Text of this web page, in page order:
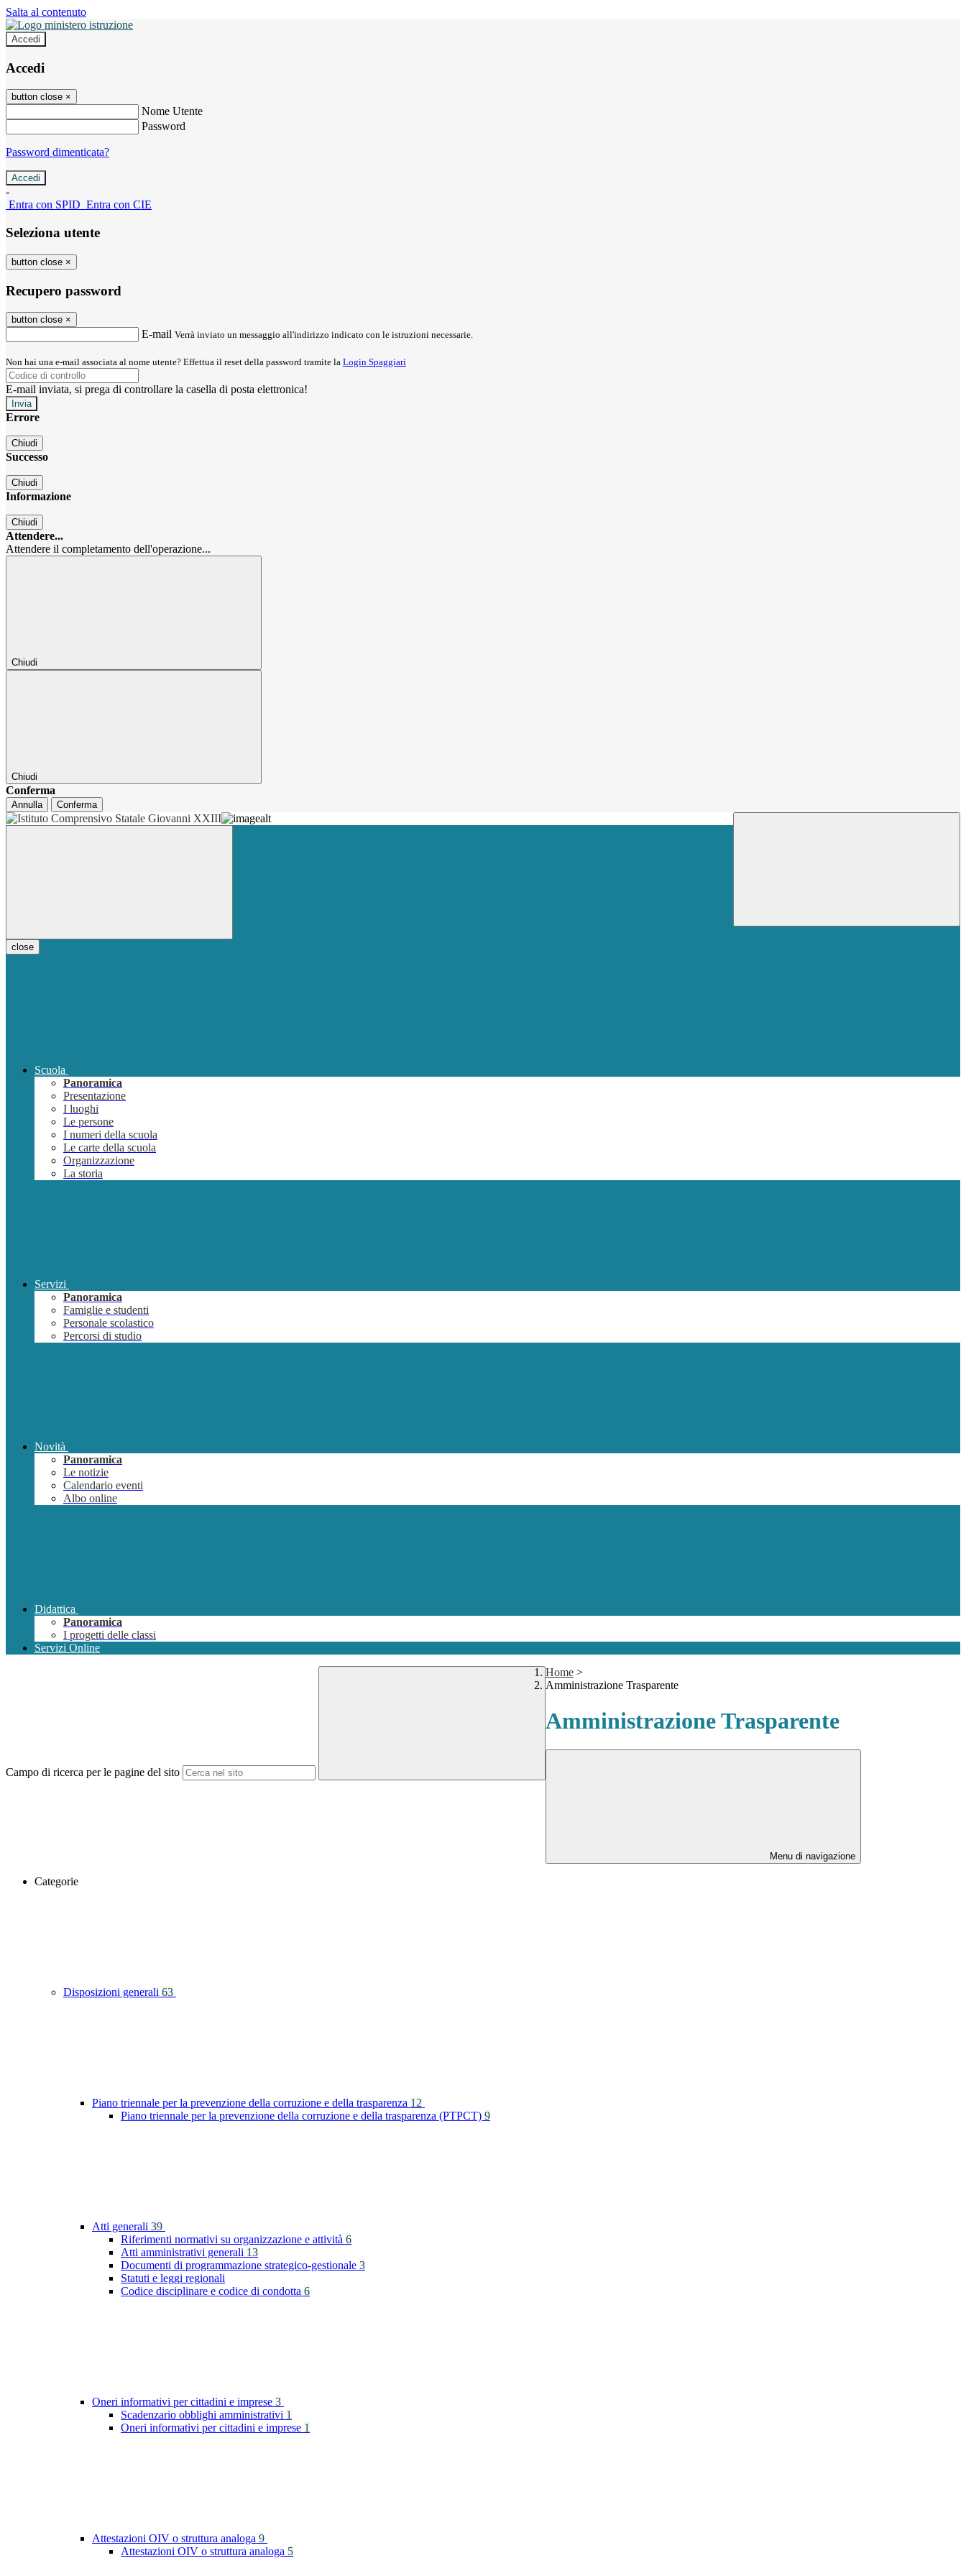
Salta al contenuto
Accedi
Accedi
button close ×
Nome Utente
Password
Password dimenticata?
-
Entra con SPID Entra con CIE
Seleziona utente
button close ×
Recupero password
button close ×
E-mail Verrà inviato un messaggio all'indirizzo indicato con le istruzioni necessarie.
Non hai una e-mail associata al nome utente? Effettua il reset della password tramite la Login Spaggiari
E-mail inviata, si prega di controllare la casella di posta elettronica!
Errore
Chiudi
Successo
Chiudi
Informazione
Chiudi
Attendere...
Attendere il completamento dell'operazione...
Chiudi
Chiudi
Conferma
Annulla Conferma
close
Scuola
Panoramica
Presentazione
I luoghi
Le persone
I numeri della scuola
Le carte della scuola
Organizzazione
La storia
Servizi
Panoramica
Famiglie e studenti
Personale scolastico
Percorsi di studio
Novità
Panoramica
Le notizie
Calendario eventi
Albo online
Didattica
Panoramica
I progetti delle classi
Servizi Online
Campo di ricerca per le pagine del sito
Home >
Amministrazione Trasparente
Amministrazione Trasparente
Menu di navigazione
Categorie
Disposizioni generali 63
Piano triennale per la prevenzione della corruzione e della trasparenza 12
Piano triennale per la prevenzione della corruzione e della trasparenza (PTPCT) 9
Atti generali 39
Riferimenti normativi su organizzazione e attività 6
Atti amministrativi generali 13
Documenti di programmazione strategico-gestionale 3
Statuti e leggi regionali
Codice disciplinare e codice di condotta 6
Oneri informativi per cittadini e imprese 3
Scadenzario obblighi amministrativi 1
Oneri informativi per cittadini e imprese 1
Attestazioni OIV o struttura analoga 9
Attestazioni OIV o struttura analoga 5